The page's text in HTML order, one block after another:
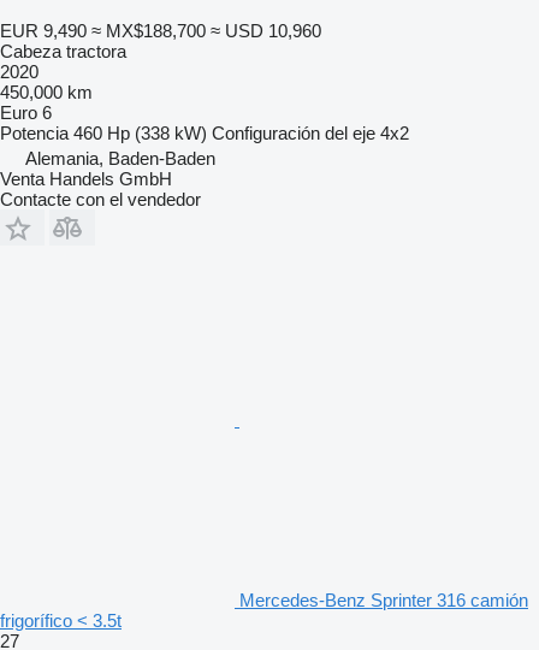
EUR 9,490 ≈ MX$188,700 ≈ USD 10,960
Cabeza tractora
2020
450,000 km
Euro 6
Potencia 460 Hp (338 kW) Configuración del eje 4x2
Alemania, Baden-Baden
Venta Handels GmbH
Contacte con el vendedor
Mercedes-Benz Sprinter 316 camión
frigorífico < 3.5t
27